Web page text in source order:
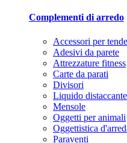
Complementi di arredo
Accessori per tende
Adesivi da parete
Attrezzature fitness
Carte da parati
Divisori
Liquido
Mensole
Oggetti per animali
Oggettistica
Paraventi